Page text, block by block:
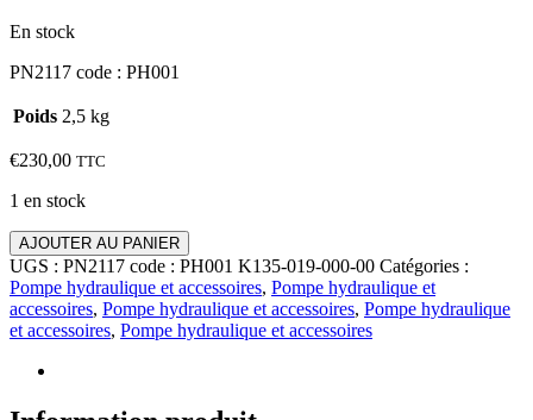
En stock
PN2117 code : PH001
Poids 2,5 kg
€230,00 TTC
1 en stock
quantité
de
Pompe
hydraulique
Iseki
TL,
AJOUTER AU PANIER
UGS : PN2117 code : PH001 K135-019-000-00 Catégories :
Pompe hydraulique et accessoires, Pompe hydraulique et
accessoires, Pompe hydraulique et accessoires, Pompe hydraulique
et accessoires, Pompe hydraulique et accessoires